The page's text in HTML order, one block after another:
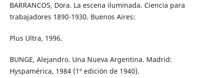
BARRANCOS, Dora. La escena iluminada. Ciencia para
trabajadores 1890-1930. Buenos Aires:
Plus Ultra, 1996.
BUNGE, Alejandro. Una Nueva Argentina. Madrid:
Hyspamérica, 1984 (1º edición de 1940).